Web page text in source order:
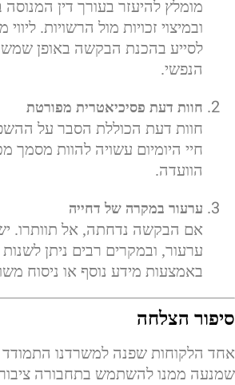
מומלץ להיעזר בעורך דין המנוסה
ובמיצוי זכויות מול הרשויות.
לסייע בהכנת הבקשה באופן
הנפשי.
חוות דעת פסיכיאטרית מפורטת
חוות דעת הכוללת הסבר על
חיי היומיום עשויה להוות מסמך
הוועדה.
ערעור במקרה של דחייה
אם הבקשה נדחתה, אל תוותרו.
ערעור, ובמקרים רבים ניתן
באמצעות מידע נוסף או ניסוח
סיפור הצלחה
אחד הלקוחות שפנה למשרדנו
שמנעה ממנו להשתמש בתחבורה